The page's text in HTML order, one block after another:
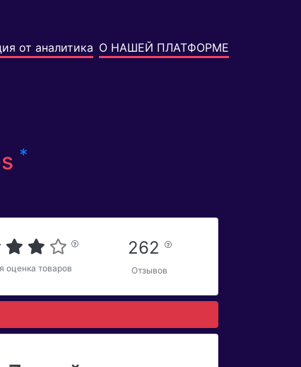
от аналитика О НАШЕЙ ПЛАТФОРМЕ
*
оценка товаров
262
Отзывов